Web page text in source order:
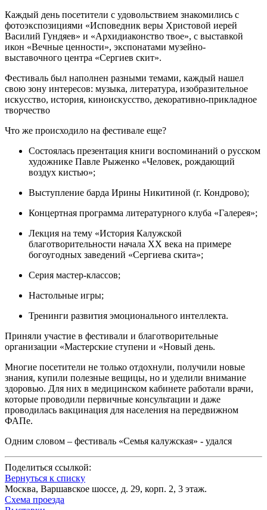
Каждый день посетители с удовольствием знакомились с
фотоэкспозициями «Исповедник веры Христовой иерей
Василий Гундяев» и «Архидиаконство твое», с выставкой
икон «Вечные ценности», экспонатами музейно-
выставочного центра «Сергиев скит».
Фестиваль был наполнен разными темами, каждый нашел
свою зону интересов: музыка, литература, изобразительное
искусство, история, киноискусство, декоративно-прикладное
творчество
Что же происходило на фестивале еще?
Состоялась презентация книги воспоминаний о русском
художнике Павле Рыженко «Человек, рождающий
воздух кистью»;
Выступление барда Ирины Никитиной (г. Кондрово);
Концертная программа литературного клуба «Галерея»;
Лекция на тему «История Калужской
благотворительности начала XX века на примере
богоугодных заведений «Сергиева скита»;
Серия мастер-классов;
Настольные игры;
Тренинги развития эмоционального интеллекта.
Приняли участие в фестивали и благотворительные
организации «Мастерские ступени и «Новый день.
Многие посетители не только отдохнули, получили новые
знания, купили полезные вещицы, но и уделили внимание
здоровью. Для них в медицинском кабинете работали врачи,
которые проводили первичные консультации и даже
проводилась вакцинация для населения на передвижном
ФАПе.
Одним словом – фестиваль «Семья калужская» - удался
Поделиться ссылкой:
Вернуться к списку
Москва, Варшавское шоссе, д. 29, корп. 2, 3 этаж.
Схема проезда